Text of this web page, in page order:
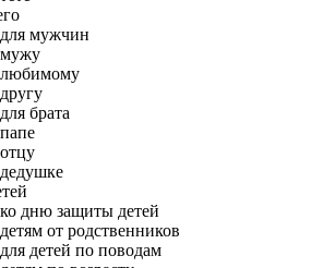
мужчин
брата
дню защиты детей
от родственников
детей по поводам